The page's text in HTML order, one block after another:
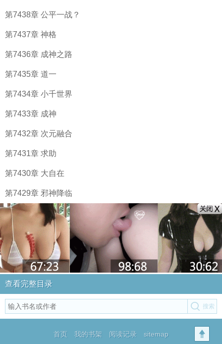
第7438章 公平一战？
第7437章 神格
第7436章 成神之路
第7435章 道一
第7434章 小千世界
第7433章 成神
第7432章 次元融合
第7431章 求助
第7430章 大自在
第7429章 邪神降临
查看完整目录
首页 我的书架 阅读记录 sitemap